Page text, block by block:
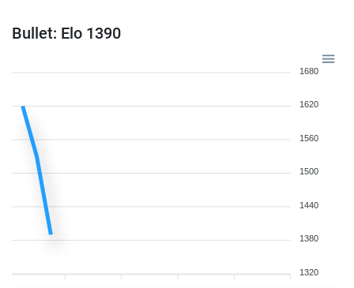
Bullet: Elo 1390
1680
1620
1560
1500
1440
1380
1320